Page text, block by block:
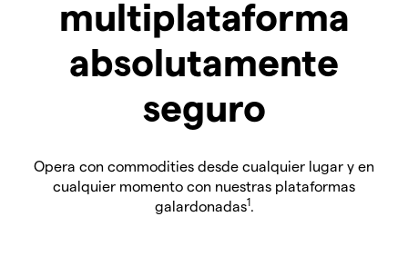
multiplataforma
absolutamente
seguro
Opera con commodities desde cualquier lugar y en
cualquier momento con nuestras plataformas
galardonadas1.